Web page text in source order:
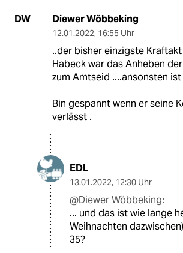
DW Diewer Wöbbeking
12.01.2022, 16:55 Uhr
..der bisher einzigste
Habeck war das Anheben
zum Amtseid ....ansonsten
Bin gespannt wenn er seine
verlässt .
EDL
13.01.2022, 12:30 Uhr
@Diewer Wöbbeking:
... und das ist wie lange
Weihnachten
35?